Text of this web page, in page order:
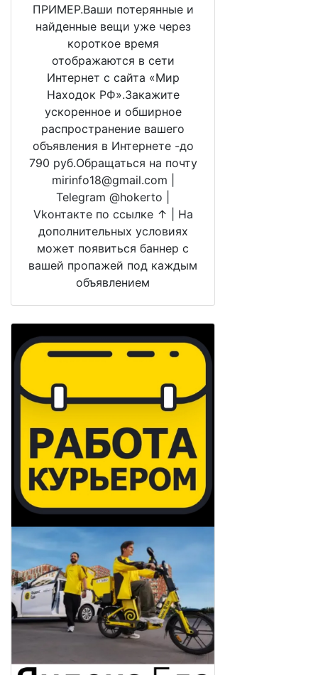
ПРИМЕР.Ваши потерянные и
найденные вещи уже через
короткое время
отображаются в сети
Интернет с сайта «Мир
Находок РФ».Закажите
ускоренное и обширное
распространение вашего
объявления в Интернете -до
790 руб.Обращаться на почту
mirinfo18@gmail.com |
Telegram @hokerto |
Vkонтакте по ссылке ↑ | На
дополнительных условиях
может появиться баннер с
вашей пропажей под каждым
объявлением